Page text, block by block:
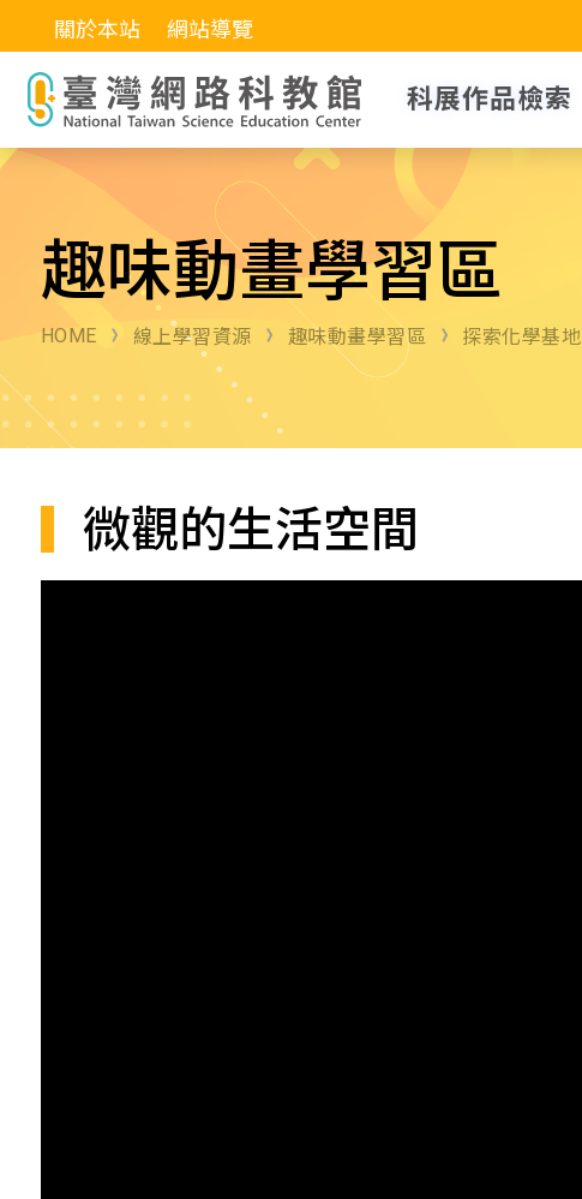
關於本站 網站導覽
科展作品檢索
趣味動畫學習區
HOME 線上學習資源 趣味動畫學習區 探索化學基地
微觀的生活空間